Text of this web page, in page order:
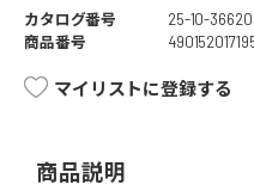
カタログ番号
25-10-36620
商品番号
マイリストに登録する
商品説明